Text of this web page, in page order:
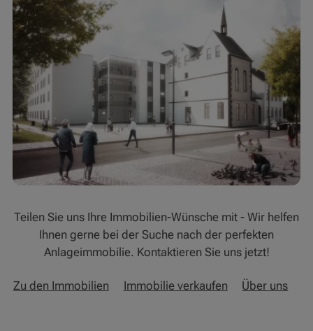
Teilen Sie uns Ihre Immobilien-Wünsche mit - Wir helfen
Ihnen gerne bei der Suche nach der perfekten
Anlageimmobilie. Kontaktieren Sie uns jetzt!
Zu den Immobilien Immobilie verkaufen Über uns